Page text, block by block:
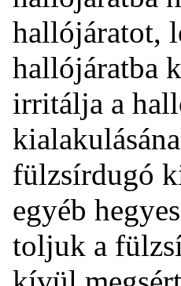
hallójáratot,
hallójáratba
irritálja a
fülzsírdugó
egyéb
toljuk a